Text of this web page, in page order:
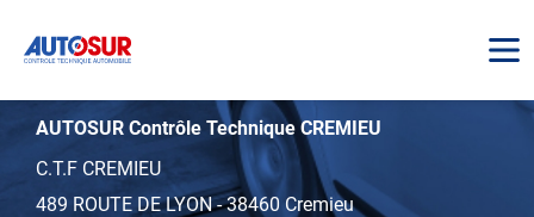
AUTOSUR
AUTOSUR Contrôle Technique CREMIEU
C.T.F CREMIEU
489 ROUTE DE LYON-38460 Cremieu